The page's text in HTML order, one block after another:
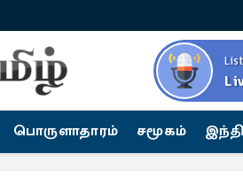
பொருளாதாரம் சமூகம்